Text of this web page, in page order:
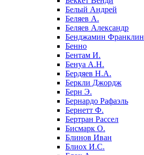
Белый Андрей
Беляев А.
Беляев Александр
Бенджамин Франклин
Бенно
Бентам И.
Бенуа А.Н.
Бердяев Н.А.
Беркли Джордж
Берн Э.
Бернардо Рафаэль
Бернетт Ф.
Бертран Рассел
Бисмарк О.
Блинов Иван
Блиох И.С.